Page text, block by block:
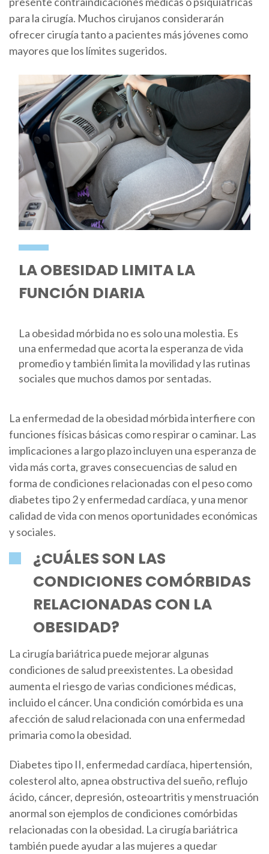
para la cirugía. Muchos cirujanos considerarán
ofrecer cirugía tanto a pacientes más jóvenes como
mayores que los límites sugeridos.
LA OBESIDAD LIMITA LA
FUNCIÓN DIARIA
La obesidad mórbida no es solo una molestia. Es
una enfermedad que acorta la esperanza de vida
promedio y también limita la movilidad y las rutinas
sociales que muchos damos por sentadas.
La enfermedad de la obesidad mórbida interfiere con
funciones físicas básicas como respirar o caminar. Las
implicaciones a largo plazo incluyen una esperanza de
vida más corta, graves consecuencias de salud en
forma de condiciones relacionadas con el peso como
diabetes tipo 2 y enfermedad cardíaca, y una menor
calidad de vida con menos oportunidades económicas
y sociales.
¿CUÁLES SON LAS
CONDICIONES COMÓRBIDAS
RELACIONADAS CON LA
OBESIDAD?
La cirugía bariátrica puede mejorar algunas
condiciones de salud preexistentes. La obesidad
aumenta el riesgo de varias condiciones médicas,
incluido el cáncer. Una condición comórbida es una
afección de salud relacionada con una enfermedad
primaria como la obesidad.
Diabetes tipo II, enfermedad cardíaca, hipertensión,
colesterol alto, apnea obstructiva del sueño, reflujo
ácido, cáncer, depresión, osteoartritis y menstruación
anormal son ejemplos de condiciones comórbidas
relacionadas con la obesidad. La cirugía bariátrica
también puede ayudar a las mujeres a quedar